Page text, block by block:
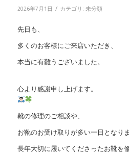
2026年7月1日 / カテゴリ: 未分類
先日も、
多くのお客様にご来店いただき、
本当に有難うございました。
心より感謝申し上げます。
靴の修理のご相談や、
お靴のお受け取りが多い一日となりま
長年大切に履いてくださったお靴を